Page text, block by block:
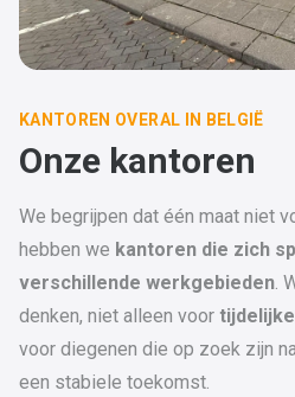
KANTOREN OVERAL IN BELGIË
Onze kantoren
We begrijpen dat één maat niet
hebben we kantoren die zich
verschillende werkgebieden.
denken, niet alleen voor
voor diegenen die op zoek zijn
een stabiele toekomst.